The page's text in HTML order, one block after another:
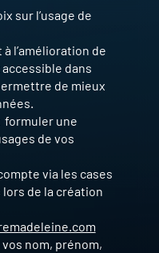
sur l’usage de
l’amélioration de
dans
de mieux
formuler une
de vos
via les cases
lors de la création
nom, prénom,